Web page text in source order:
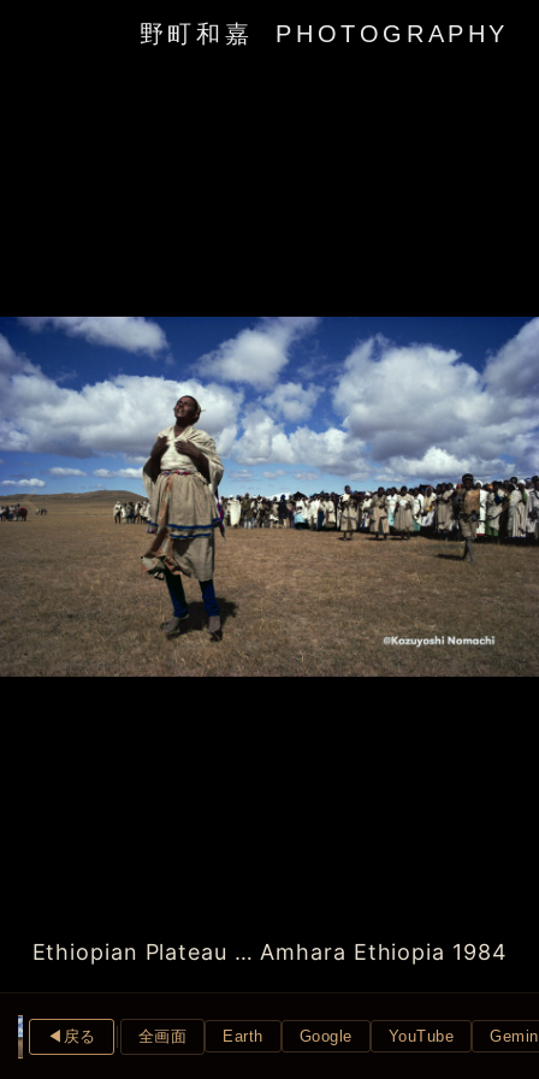
野町和嘉 PHOTOGRAPHY
‹
Ethiopian Plateau … Amhara Ethiopia 1984
›
◀︎戻る 全画面 Earth Google YouTube